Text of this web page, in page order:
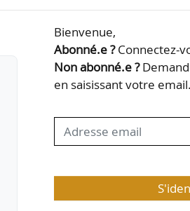
Bienvenue,
Abonné.e ?Connectez-
Non abonné.e ?
en saisissant votre email.